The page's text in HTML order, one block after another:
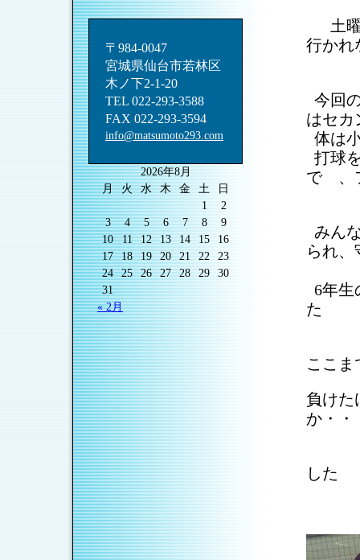
〒984-0047
宮城県仙台市若林区
木ノ下2-1-20
TEL 022-293-3588
FAX 022-293-3594
info@matsumoto293.com
2026年8月
月
火 水 木 金 土
日
1
2
3
4 5 6 7 8
9
10
11 12 13 14 15
16
17
18 19 20 21 22
23
24
25 26 27 28 29
30
31
« 2月
土曜
行かれ
今回
はセカ
体は
打球
で 、
みん
られ
6年生
た
ここま
負けた
か・・
した